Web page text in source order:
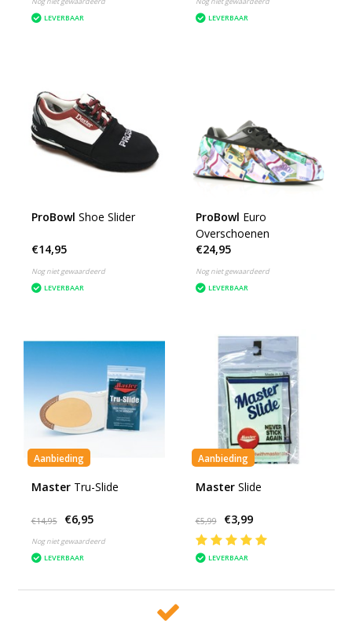
LEVERBAAR
LEVERBAAR
ProBowl Shoe Slider
€14,95
Nog niet gewaardeerd
LEVERBAAR
ProBowl Euro
Overschoenen
€24,95
Nog niet gewaardeerd
LEVERBAAR
Aanbieding
Master Tru-Slide
€14,95 €6,95
Nog niet gewaardeerd
LEVERBAAR
Aanbieding
Master Slide
€5,99 €3,99
LEVERBAAR